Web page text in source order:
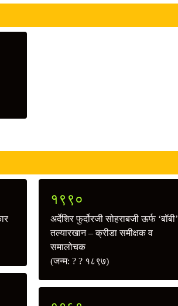
१९९०
अर्देशिर फुर्दोरजी सोहराबजी ऊर्फ ‘बॉबी’
तल्यारखान – क्रीडा समीक्षक व
समालोचक
(जन्म: ? ? १८९७)